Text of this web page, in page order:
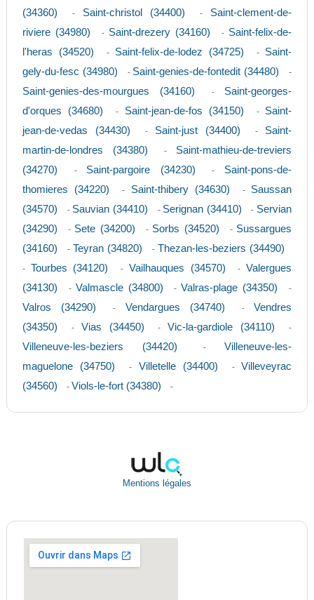
(34360)
- Saint-christol (34400) - Saint-clement-de-
riviere (34980)
- Saint-drezery (34160) - Saint-felix-de-
l'heras (34520)
- Saint-felix-de-lodez (34725) - Saint-
gely-du-fesc (34980)
- Saint-genies-de-fontedit (34480) -
Saint-genies-des-mourgues (34160) - Saint-georges-
d'orques (34680)
- Saint-jean-de-fos (34150) - Saint-
jean-de-vedas (34430)
- Saint-just (34400) - Saint-
martin-de-londres (34380)
- Saint-mathieu-de-treviers
(34270)
- Saint-pargoire (34230) - Saint-pons-de-
thomieres (34220)
- Saint-thibery (34630) - Saussan
(34570)
- Sauvian (34410) - Serignan (34410) - Servian
(34290)
- Sete (34200) - Sorbs (34520) - Sussargues
(34160)
- Teyran (34820) - Thezan-les-beziers (34490)
- Tourbes (34120) - Vailhauques (34570) - Valergues
(34130)
- Valmascle (34800) - Valras-plage (34350) -
Valros (34290) - Vendargues (34740) - Vendres
(34350)
- Vias (34450) - Vic-la-gardiole (34110) -
Villeneuve-les-beziers (34420) - Villeneuve-les-
maguelone (34750)
- Villetelle (34400) - Villeveyrac
(34560)
- Viols-le-fort (34380) -
Mentions légales